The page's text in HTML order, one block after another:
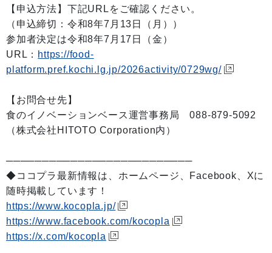
【申込方法】下記URLをご確認ください。
（申込締切：令和8年7月13日（月））
参加者決定は令和8年7月17日（金）
URL： https://food-
platform.pref.kochi.lg.jp/2026activity/0729wg/
【お問合せ先】
食のイノベーションベース運営事務局 088-879-5092
（株式会社HITOTO Corporation内）
──────────────────────────
◆ココプラ最新情報は、ホームページ、Facebook、Xに
随時掲載しています！
https://www.kocopla.jp/
https://www.facebook.com/kocopla
https://x.com/kocopla